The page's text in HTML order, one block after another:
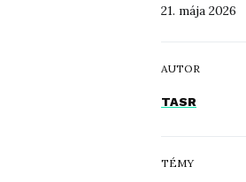
21. mája 2026
AUTOR
TASR
TÉMY